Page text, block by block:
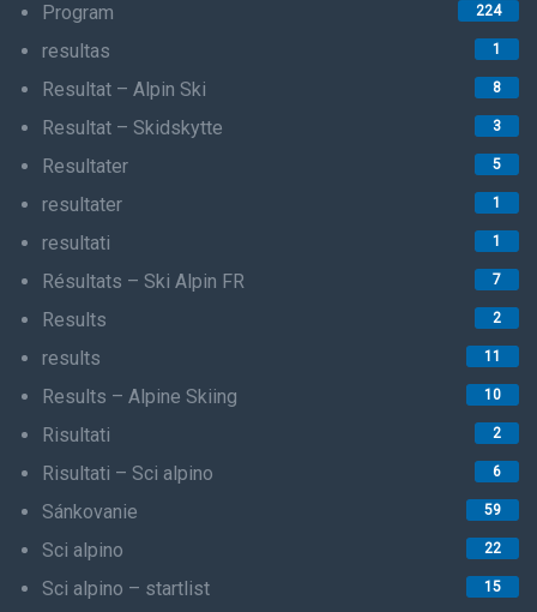
Program 224
resultas 1
Resultat – Alpin Ski 8
Resultat – Skidskytte 3
Resultater 5
resultater 1
resultati 1
Résultats – Ski Alpin FR 7
Results 2
results 11
Results – Alpine Skiing 10
Risultati 2
Risultati – Sci alpino 6
Sánkovanie 59
Sci alpino 22
Sci alpino – startlist 15